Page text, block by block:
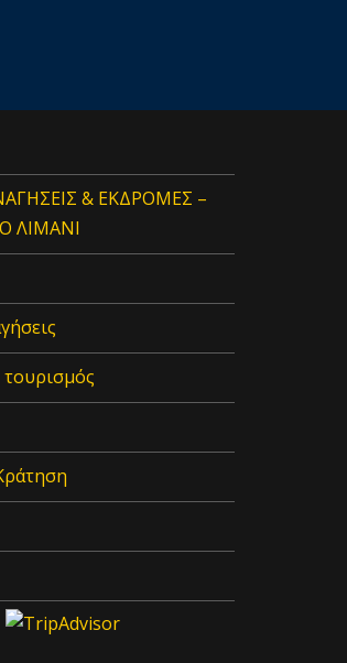
& ΕΚΔΡΟΜΕΣ –
ΛΙΜΑΝΙ